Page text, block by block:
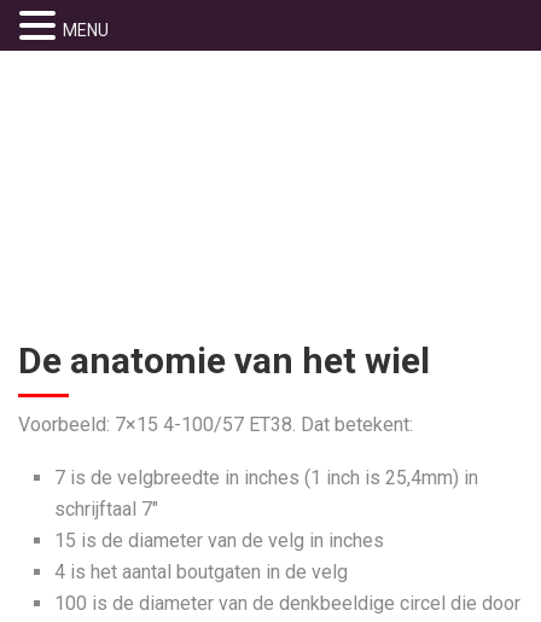
De anatomie van het wiel
Voorbeeld: 7×15 4-100/57 ET38. Dat betekent:
7 is de velgbreedte in inches (1 inch is 25,4mm) in
schrijftaal 7″
15 is de diameter van de velg in inches
4 is het aantal boutgaten in de velg
100 is de diameter van de denkbeeldige circel die door
MENU